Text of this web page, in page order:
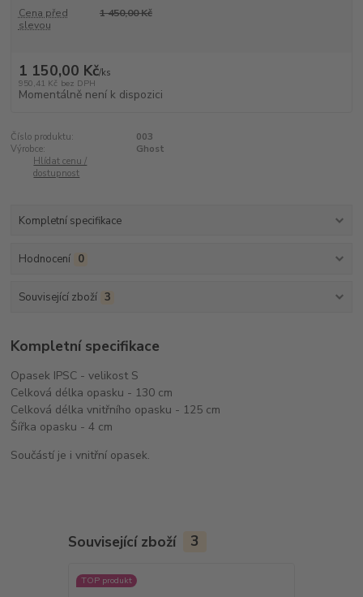
Cena před
slevou
1 450,00 Kč
1 150,00 Kč/ks
950,41 Kč bez DPH
Momentálně není k dispozici
Číslo produktu:
003
Výrobce:
Ghost
Hlídat cenu /
dostupnost
Kompletní specifikace
Hodnocení 0
Související zboží 3
Kompletní specifikace
Opasek IPSC - velikost S
Celková délka opasku - 130 cm
Celková délka vnitřního opasku - 125 cm
Šířka opasku - 4 cm
Součástí je i vnitřní opasek.
Související zboží 3
TOP produkt